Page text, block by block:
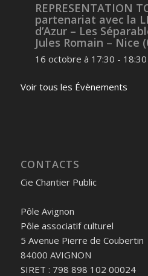
REPRESENTATION
partenariat avec la
d’Azur – Les
Jules Romain – Nice
16 octobre à 17:30 - 18:30
Voir tous les Évènements
CONTACTS
Cie Chantier Public
Pôle Avignon
Pôle associatif culturel
5 Avenue Pierre de Coubertin
84000 AVIGNON
SIRET : 798 898 102 00024